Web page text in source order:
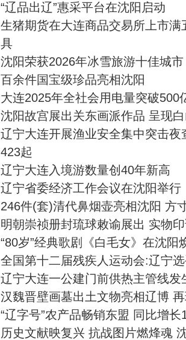
“辽品出辽”惠采平台在沈阳启动
生猪期货在大连商品交易所上市
具
沈阳荣获2026年冰雪旅游十佳城市
百余件国宝级珍品亮相沈阳
大连2025年全社会用电量突破500
沈阳故宫展出关东画派作品 呈现
辽宁大连开展渔业安全集中突击
423起
辽宁大连入境游数量创40年新高
辽宁省委经济工作会议在沈阳举行
246件(套)清代鼻烟壶亮相沈阳 方
明朝崇祯册封琉球敕谕展出 实物
“80岁”经典歌剧《白毛女》在沈阳
全国第十二届残疾人运动会:辽宁
辽宁大连一公建门前供热主管线发
汉魏晋壁画墓出土文物亮相辽博
“辽字号”农产品畅销东盟 同比增长
历史文献映复兴 抗战图片燃烽魂